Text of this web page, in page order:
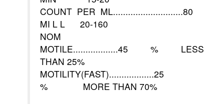
COUNT PER ML............................80
MI L L 20-160
NOM
MOTILE..................45 % LESS
THAN 25%
MOTILITY(FAST)..................25
% MORE THAN 70%